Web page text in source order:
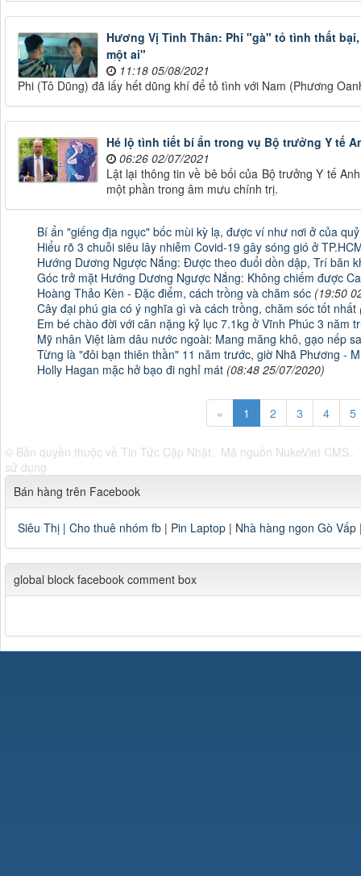
Hương Vị Tình Thân: Phi "gà" tỏ tình thất
một ai"
11:18 05/08/2021
Phi (Tô Dũng) đã lấy hết dũng khí để tỏ tình với Nam (Phương
Hé lộ tình tiết bí ẩn trong vụ Bộ trưởng Y tế
06:26 02/07/2021
Lật lại thông tin về bê bối của Bộ trưởng Y tế
một phần trong âm mưu chính trị.
Bí ẩn "giếng địa ngục" bốc mùi kỳ lạ, được ví như nơi ở của quỷ
Hiểu rõ 3 chuỗi siêu lây nhiễm Covid-19 gây sóng gió ở
Hướng Dương Ngược Nắng: Được theo đuổi dồn dập, Trí băn
Góc trở mặt Hướng Dương Ngược Nắng: Không chiếm được
Hoàng Thảo Kèn - Đặc điểm, cách trồng và chăm sóc (19:50
Cây đại phú gia có ý nghĩa gì và cách trồng, chăm sóc tốt nhất
Em bé chào đời với cân nặng kỷ lục 7.1kg ở Vĩnh Phúc 3 năm
Mỹ nhân Việt làm dâu nước ngoài: Mang măng khô, gạo nếp
Từng là "đôi bạn thiên thần" 11 năm trước, giờ Nhã Phương -
Holly Hagan mặc hở bạo đi nghỉ mát (08:48 25/07/2020)
« 1 2 3 4 5
© Bản quyền thuộc về Tin Tức Cập Nhật. Mã nguồn NukeViet CMS.
sử dụng
Bán hàng trên Facebook
Siêu Thị | Cho thuê nhóm fb | Pin Laptop | Nhà hàng ngon Gò Vấp
global block facebook comment box